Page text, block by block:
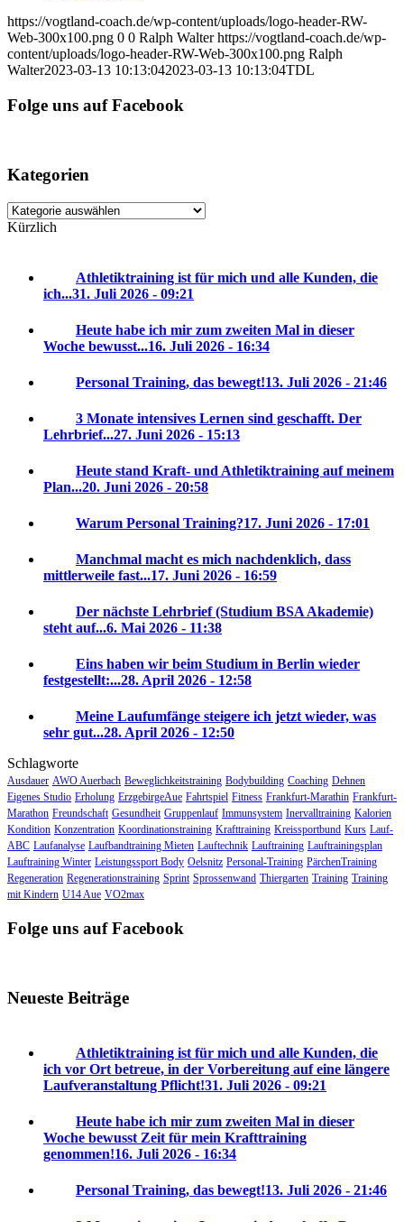
https://vogtland-coach.de/wp-content/uploads/logo-header-RW-
Web-300x100.png 0 0 Ralph Walter https://vogtland-coach.de/wp-
content/uploads/logo-header-RW-Web-300x100.png Ralph
Walter2023-03-13 10:13:042023-03-13 10:13:04TDL
Folge uns auf Facebook
Kategorien
Kategorien
Kürzlich
Athletiktraining ist für mich und alle Kunden, die
ich...31. Juli 2026 - 09:21
Heute habe ich mir zum zweiten Mal in dieser
Woche bewusst...16. Juli 2026 - 16:34
Personal Training, das bewegt!13. Juli 2026 - 21:46
3 Monate intensives Lernen sind geschafft. Der
Lehrbrief...27. Juni 2026 - 15:13
Heute stand Kraft- und Athletiktraining auf meinem
Plan...20. Juni 2026 - 20:58
Warum Personal Training?17. Juni 2026 - 17:01
Manchmal macht es mich nachdenklich, dass
mittlerweile fast...17. Juni 2026 - 16:59
Der nächste Lehrbrief (Studium BSA Akademie)
steht auf...6. Mai 2026 - 11:38
Eins haben wir beim Studium in Berlin wieder
festgestellt:...28. April 2026 - 12:58
Meine Laufumfänge steigere ich jetzt wieder, was
sehr gut...28. April 2026 - 12:50
Schlagworte
Ausdauer AWO Auerbach Beweglichkeitstraining Bodybuilding Coaching Dehnen
Eigenes Studio Erholung ErzgebirgeAue Fahrtspiel Fitness Frankfurt-Marathin Frankfurt-
Marathon Freundschaft Gesundheit Gruppenlauf Immunsystem Inervalltraining Kalorien
Kondition Konzentration Koordinationstraining Krafttraining Kreissportbund Kurs Lauf-
ABC Laufanalyse Laufbandtraining Mieten Lauftechnik Lauftraining Lauftrainingsplan
Lauftraining Winter Leistungssport Body Oelsnitz Personal-Training PärchenTraining
Regeneration Regenerationstraining Sprint Sprossenwand Thiergarten Training Training
mit Kindern U14 Aue VO2max
Folge uns auf Facebook
Neueste Beiträge
Athletiktraining ist für mich und alle Kunden, die
ich vor Ort betreue, in der Vorbereitung auf eine längere
Laufveranstaltung Pflicht!31. Juli 2026 - 09:21
Heute habe ich mir zum zweiten Mal in dieser
Woche bewusst Zeit für mein Krafttraining
genommen!16. Juli 2026 - 16:34
Personal Training, das bewegt!13. Juli 2026 - 21:46